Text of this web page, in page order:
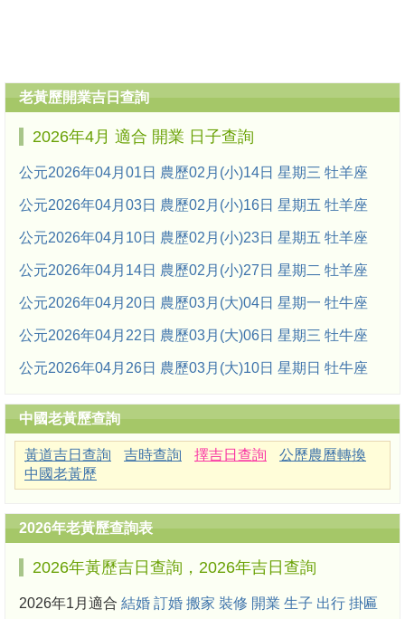
老黃歷開業吉日查詢
2026年4月 適合 開業 日子查詢
公元2026年04月01日 農歷02月(小)14日 星期三 牡羊座
公元2026年04月03日 農歷02月(小)16日 星期五 牡羊座
公元2026年04月10日 農歷02月(小)23日 星期五 牡羊座
公元2026年04月14日 農歷02月(小)27日 星期二 牡羊座
公元2026年04月20日 農歷03月(大)04日 星期一 牡牛座
公元2026年04月22日 農歷03月(大)06日 星期三 牡牛座
公元2026年04月26日 農歷03月(大)10日 星期日 牡牛座
中國老黃歷查詢
黃道吉日查詢 吉時查詢 擇吉日查詢
公歷農曆轉換
中國老黃歷
2026年老黃歷查詢表
2026年黃歷吉日查詢，2026年吉日查詢
2026年1月適合 結婚 訂婚 搬家 裝修 開業 生子 出行 掛匾